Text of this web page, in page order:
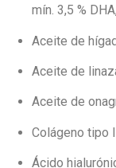
mín. 3,5 %
Aceite de
Aceite de
Aceite de
Colágeno tipo
Ácido